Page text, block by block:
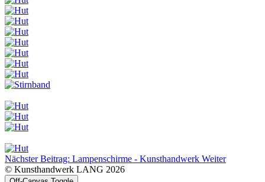
Nächster Beitrag: Lampenschirme - Kunsthandwerk Weiter
© Kunsthandwerk LANG 2026